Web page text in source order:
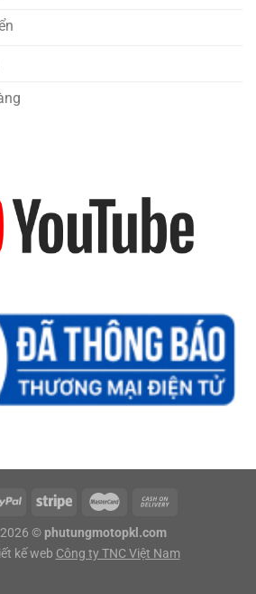
© phutungmotopkl.com
kế web Công ty TNC Việt Nam